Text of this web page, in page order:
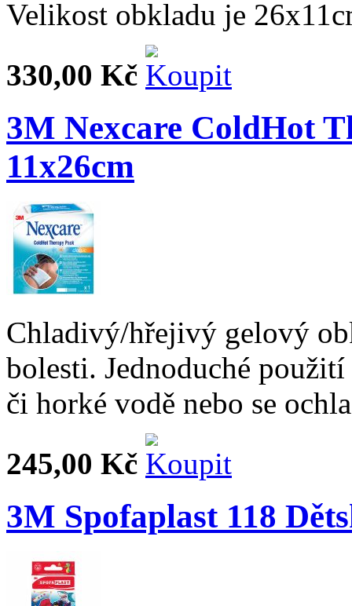
Velikost obkladu je
330,00 Kč
3M Nexcare ColdHot
11x26cm
Chladivý/hřejivý gelový
bolesti. Jednoduché
či horké vodě nebo se
245,00 Kč
3M Spofaplast 118